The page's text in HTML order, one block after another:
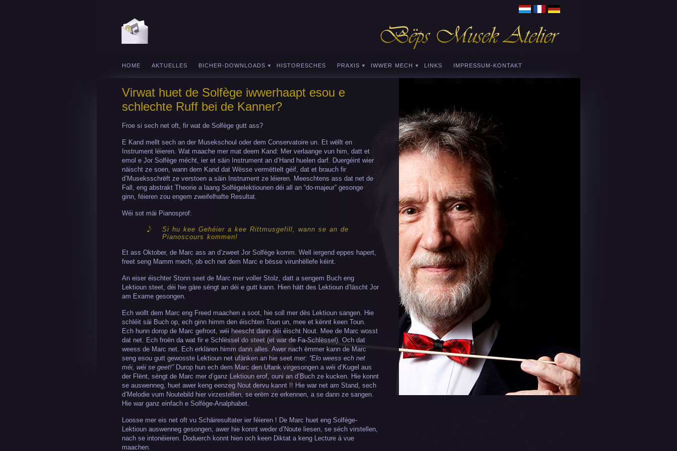
HOME AKTUELLES BICHER-DOWNLOADS HISTORESCHES PRAXIS IWWER MECH LINKS IMPRESSUM-KONTAKT
Virwat huet de Solfège iwwerhaapt esou e
schlechte Ruff bei de Kanner?
Froe si sech net oft, fir wat de Solfège gutt ass?
E Kand mellt sech an der Musekschoul oder dem Conservatoire un. Et wëllt en
Instrument léieren. Wat maache mer mat deem Kand: Mer verlaange vun him, datt et
emol e Jor Solfège mécht, ier et säin Instrument an d’Hand huelen darf. Duergéint wier
näischt ze soen, wann dem Kand dat Wësse vermëttelt géif, dat et brauch fir
d’Museksschrëft ze verstoen a säin Instrument ze léieren. Meeschtens ass dat net de
Fall, eng abstrakt Theorie a laang Solfègelektiounen déi all an “do-majeur” gesonge
ginn, féieren zou engem zweifelhafte Resultat.
Wéi sot mäi Pianosprof:
Si hu kee Gehéier a kee Rittmusgefill, wann se an de
Pianoscours kommen!
Et ass Oktober, de Marc ass an d’zweet Jor Solfège komm. Well iergend eppes hapert,
freet seng Mamm mech, ob ech net dem Marc e bësse virunhëllefe kéint.
An eiser éischter Stonn seet de Marc mer voller Stolz, datt a sengem Buch eng
Lektioun steet, déi hie gäre séngt an déi e gutt kann. Hien hätt des Lektioun d’läscht Jor
am Exame gesongen.
Ech wollt dem Marc eng Freed maachen a soot, hie soll mer dës Lektioun sangen. Hie
schléit säi Buch op, ech ginn himm den éischten Toun un, mee et kënnt keen Toun.
Ech hunn dorop de Marc gefroot, wéi heescht dann déi éischt Nout. Mee de Marc wosst
dat net. Ech froën da wat fir e Schlëssel do steet (et war de Fa-Schlëssel). Och dat
weess de Marc net. Ech erklären himm dann alles. Awer nach ëmmer kann de Marc
seng esou gutt gewosste Lektioun net ufänken an hie seet mer: “Elo weess ech net
méi, wéi se geet!”Durop hun ech dem Marc den Ufank virgesongen a wéi d’Kugel aus
der Flënt, séngt de Marc mer d’ganz Lektioun erof, ouni an d’Buch ze kucken. Hie konnt
se auswenneg, huet awer keng eenzeg Nout dervu kannt !! Hie war net am Stand, sech
d’Melodie vum Noutebild hier virzestellen, se erëm ze erkennen, a se dann ze sangen.
Hie war ganz einfach e Solfège-Analphabet.
Loosse mer eis net oft vu Schäiresultater ier féieren ! De Marc huet eng Solfège-
Lektioun auswenneg gesongen, awer hie konnt weder d’Noute liesen, se séch virstellen,
nach se intonéieren. Doduerch konnt hien och keen Diktat a keng Lecture à vue
maachen.